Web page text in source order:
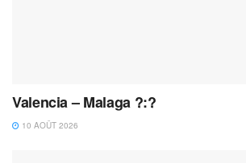
Valencia – Malaga ?:?
10 AOÛT 2026